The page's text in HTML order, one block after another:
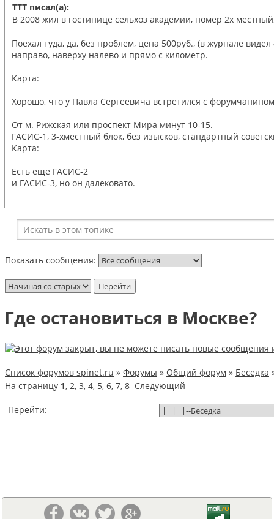
TTT писал(а):
В 2008 жил в гостинице сельхоз академии, номер 2х
Поехал туда, да, без проблем, цена 500руб., (в журнале
направо, наверху налево и прямо с километр.
Карта:
Хорошо, что у Павла Сергеевича встретился с
От м. Рижская или проспект Мира минут 10-15.
ГАСИС-1, 3-хместный блок, без изысков, стандартный
Карта:
Есть еще ГАСИС-2
и ГАСИС-3, но он далековато.
Показать сообщения:
Где остановиться в Москве?
Список форумов spinet.ru » Форумы » Общий форум » Беседка
На страницу 1, 2, 3, 4, 5, 6, 7, 8 Следующий
Перейти: